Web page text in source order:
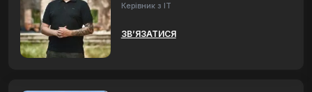
Керівник з ІТ
ЗВ’ЯЗАТИСЯ